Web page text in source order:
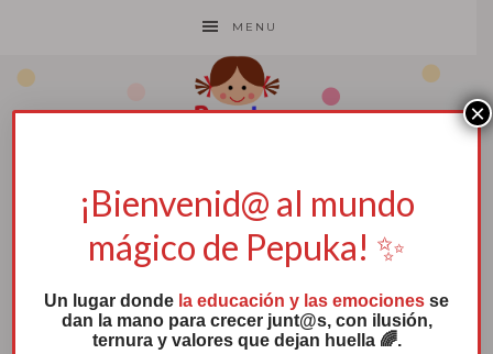
MENU
Pepuka
un cuento
y
¡Bienvenid@ al mundo
mágico de Pepuka! ✨
Un lugar donde la educación y las emociones se
dan la mano para crecer junt@s, con ilusión,
ternura y valores que dejan huella 🌈.
×